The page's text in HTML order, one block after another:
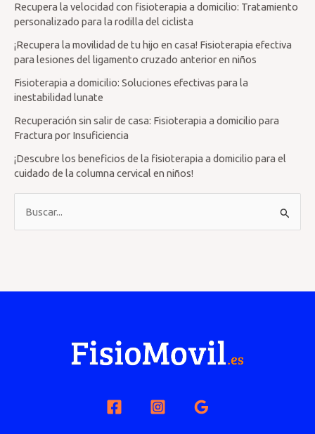
Recupera la velocidad con fisioterapia a domicilio: Tratamiento
personalizado para la rodilla del ciclista
¡Recupera la movilidad de tu hijo en casa! Fisioterapia efectiva
para lesiones del ligamento cruzado anterior en niños
Fisioterapia a domicilio: Soluciones efectivas para la
inestabilidad lunate
Recuperación sin salir de casa: Fisioterapia a domicilio para
Fractura por Insuficiencia
¡Descubre los beneficios de la fisioterapia a domicilio para el
cuidado de la columna cervical en niños!